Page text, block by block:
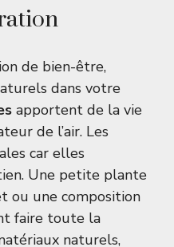
de bien-être,
dans votre
apportent de la vie
de l’air. Les
car elles
Une petite plante
ou une composition
faire toute la
naturels,